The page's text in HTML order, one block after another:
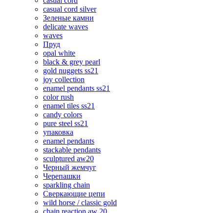
casual cord silver
Зеленые камни
delicate waves
waves
Пруд
opal white
black & grey pearl
gold nuggets ss21
joy collection
enamel pendants ss21
color rush
enamel tiles ss21
candy colors
pure steel ss21
упаковка
enamel pendants
stackable pendants
sculptured aw20
Черный жемчуг
Черепашки
sparkling chain
Сверкающие цепи
wild horse / classic gold
chain reaction aw 20